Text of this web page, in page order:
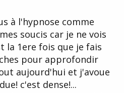
à l'hypnose comme
soucis car je ne vois
la 1ere fois que je fais
pour approfondir
aujourd'hui et j'avoue
c'est dense!...